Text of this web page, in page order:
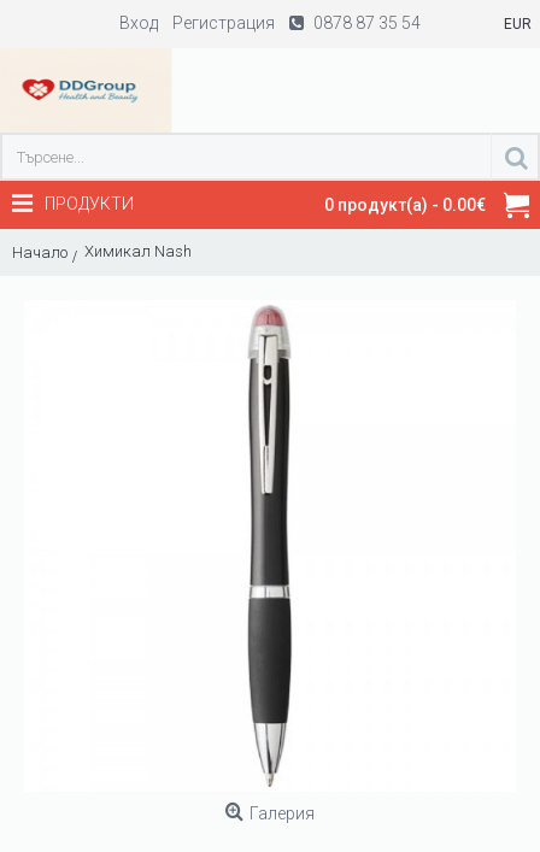
Вход Регистрация 0878 87 35 54 EUR
0 продукт(а) - 0.00€
ПРОДУКТИ
Начало Химикал Nash
Галерия